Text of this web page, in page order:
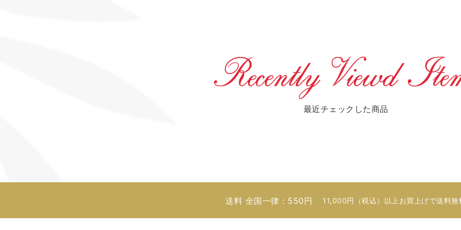
最近チェックした商品
送料 全国一律：550円 11,000円（税込）以上お買上げで送料無